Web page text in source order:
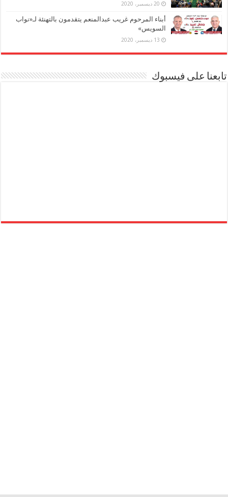
20 ديسمبر، 2020
أبناء المرحوم غريب عبدالمنعم يتقدمون بالتهنئة لـ«نواب
السويس»
13 ديسمبر، 2020
تابعنا على فيسبوك